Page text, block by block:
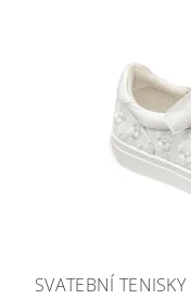
SVATEBNÍ